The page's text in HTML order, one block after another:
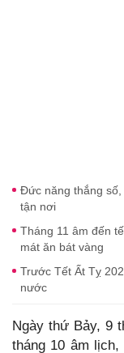
Đức năng thắng
tận nơi
Tháng 11 âm đến
mát ăn bát vàng
Trước Tết Ất Tỵ
nước
Ngày thứ Bảy, 9
tháng 10 âm